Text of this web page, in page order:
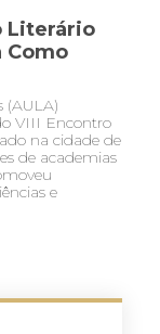
Literário
Como
(AULA)
VIII Encontro
na cidade de
de academias
e